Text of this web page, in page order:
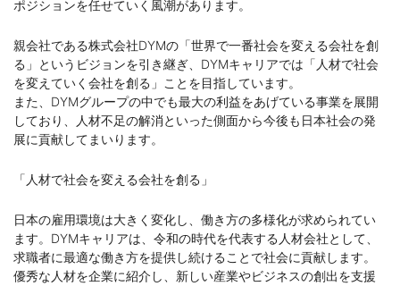
ポジションを任せていく風潮があります。
親会社である株式会社DYMの「世界で一番社会を変える会社を創
る」というビジョンを引き継ぎ、DYMキャリアでは「人材で社会
を変えていく会社を創る」ことを目指しています。
また、DYMグループの中でも最大の利益をあげている事業を展開
しており、人材不足の解消といった側面から今後も日本社会の発
展に貢献してまいります。
「人材で社会を変える会社を創る」
日本の雇用環境は大きく変化し、働き方の多様化が求められてい
ます。DYMキャリアは、令和の時代を代表する人材会社として、
求職者に最適な働き方を提供し続けることで社会に貢献します。
優秀な人材を企業に紹介し、新しい産業やビジネスの創出を支援